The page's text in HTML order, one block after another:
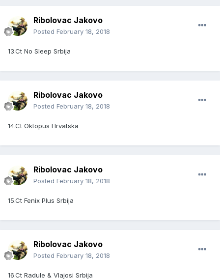
Ribolovac Jakovo
Posted February 18, 2018
13.Ct No Sleep Srbija
Ribolovac Jakovo
Posted February 18, 2018
14.Ct Oktopus Hrvatska
Ribolovac Jakovo
Posted February 18, 2018
15.Ct Fenix Plus Srbija
Ribolovac Jakovo
Posted February 18, 2018
16.Ct Radule & Vlajosi Srbija